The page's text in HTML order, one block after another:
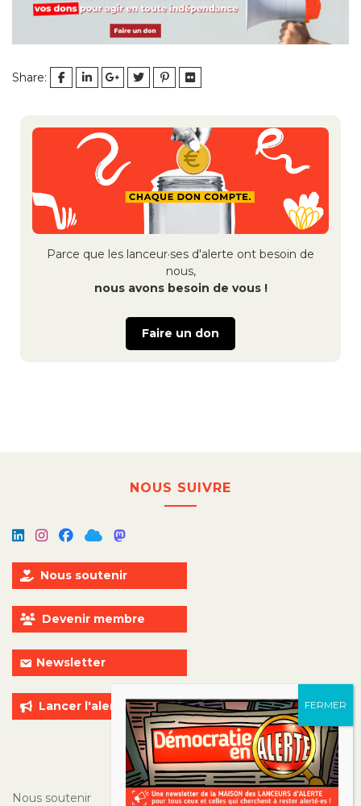
Share:
Navigation
l’article
Parce que les lanceur·ses d'alerte ont besoin de
nous,
nous avons besoin de vous !
Faire un don
NOUS SUIVRE
Nous soutenir
Devenir membre
Newsletter
Lancer l'alerte
ALLER PLUS LOIN
Nous soutenir